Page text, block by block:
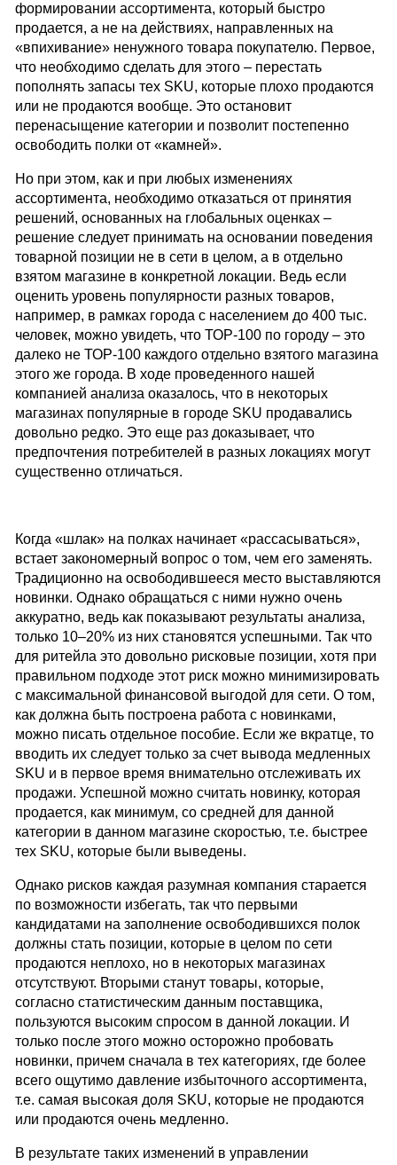
формировании ассортимента, который быстро
продается, а не на действиях, направленных на
«впихивание» ненужного товара покупателю. Первое,
что необходимо сделать для этого – перестать
пополнять запасы тех SKU, которые плохо продаются
или не продаются вообще. Это остановит
перенасыщение категории и позволит постепенно
освободить полки от «камней».
Но при этом, как и при любых изменениях
ассортимента, необходимо отказаться от принятия
решений, основанных на глобальных оценках –
решение следует принимать на основании поведения
товарной позиции не в сети в целом, а в отдельно
взятом магазине в конкретной локации. Ведь если
оценить уровень популярности разных товаров,
например, в рамках города с населением до 400 тыс.
человек, можно увидеть, что ТОР-100 по городу – это
далеко не ТОР-100 каждого отдельно взятого магазина
этого же города. В ходе проведенного нашей
компанией анализа оказалось, что в некоторых
магазинах популярные в городе SKU продавались
довольно редко. Это еще раз доказывает, что
предпочтения потребителей в разных локациях могут
существенно отличаться.
Когда «шлак» на полках начинает «рассасываться»,
встает закономерный вопрос о том, чем его заменять.
Традиционно на освободившееся место выставляются
новинки. Однако обращаться с ними нужно очень
аккуратно, ведь как показывают результаты анализа,
только 10–20% из них становятся успешными. Так что
для ритейла это довольно рисковые позиции, хотя при
правильном подходе этот риск можно минимизировать
с максимальной финансовой выгодой для сети. О том,
как должна быть построена работа с новинками,
можно писать отдельное пособие. Если же вкратце, то
вводить их следует только за счет вывода медленных
SKU и в первое время внимательно отслеживать их
продажи. Успешной можно считать новинку, которая
продается, как минимум, со средней для данной
категории в данном магазине скоростью, т.е. быстрее
тех SKU, которые были выведены.
Однако рисков каждая разумная компания старается
по возможности избегать, так что первыми
кандидатами на заполнение освободившихся полок
должны стать позиции, которые в целом по сети
продаются неплохо, но в некоторых магазинах
отсутствуют. Вторыми станут товары, которые,
согласно статистическим данным поставщика,
пользуются высоким спросом в данной локации. И
только после этого можно осторожно пробовать
новинки, причем сначала в тех категориях, где более
всего ощутимо давление избыточного ассортимента,
т.е. самая высокая доля SKU, которые не продаются
или продаются очень медленно.
В результате таких изменений в управлении